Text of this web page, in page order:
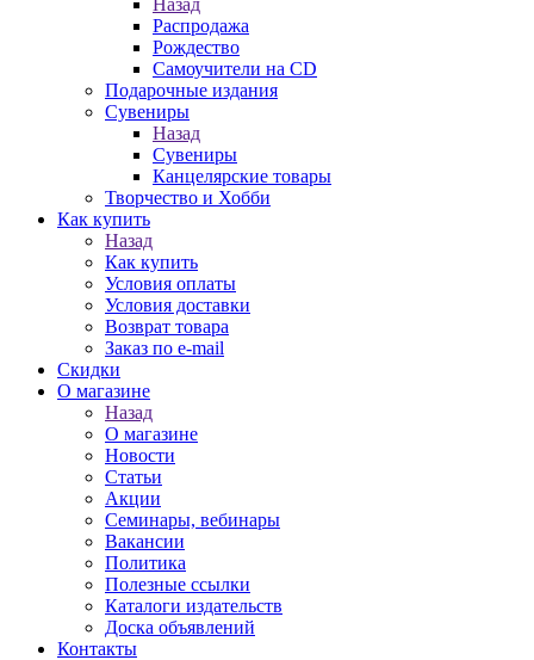
Назад
Распродажа
Рождество
Самоучители на CD
Подарочные издания
Сувениры
Назад
Сувениры
Канцелярские товары
Творчество и Хобби
Как купить
Назад
Как купить
Условия оплаты
Условия доставки
Возврат товара
Заказ по e-mail
Скидки
О магазине
Назад
О магазине
Новости
Статьи
Акции
Семинары, вебинары
Вакансии
Политика
Полезные ссылки
Каталоги издательств
Доска объявлений
Контакты